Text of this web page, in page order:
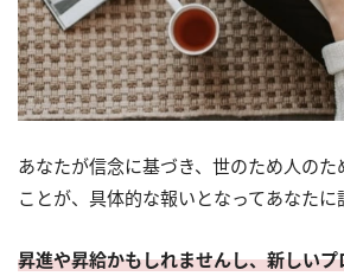
あなたが信念に基づき、世のため人の
ことが、具体的な報いとなってあなたに
昇進や昇給かもしれませんし、新しい